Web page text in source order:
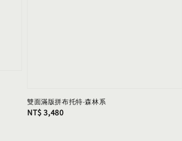
雙面滿版拼布托特-森林系
Regular
NT$ 3,480